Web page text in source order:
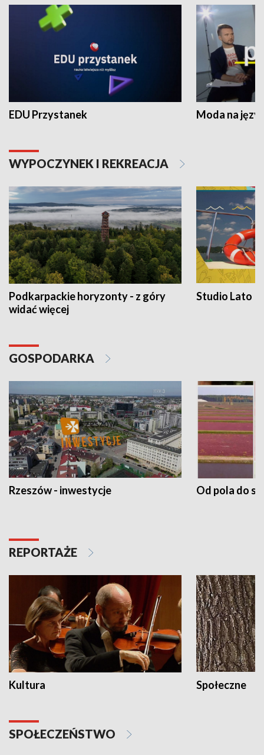
EDU Przystanek Moda na
WYPOCZYNEK I REKREACJA
Podkarpackie horyzonty - z góry
widać więcej
Studio Lato
GOSPODARKA
Rzeszów - inwestycje Od pola do
REPORTAŻE
Kultura Społeczne
SPOŁECZEŃSTWO